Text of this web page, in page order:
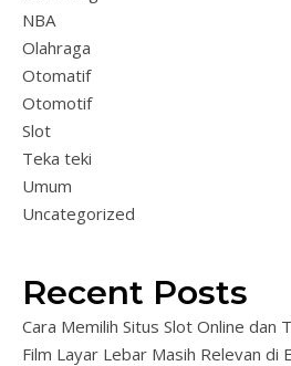
NBA
Olahraga
Otomatif
Otomotif
Slot
Teka teki
Umum
Uncategorized
Recent Posts
Cara Memilih Situs Slot Online dan
Film Layar Lebar Masih Relevan di